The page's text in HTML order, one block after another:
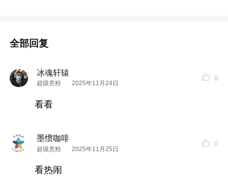
全部回复
冰魂轩辕
超级意粉 2025年11月24日
0
看看
墨惯咖啡
超级意粉 2025年11月25日
0
看热闹